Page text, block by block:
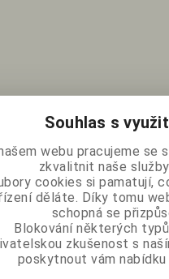
Souhlas s
webu pracujeme se
zkvalitnit naše
cookies si pamatují,
děláte. Díky tomu
schopná se
Blokování některých
zkušenost s
poskytnout vám